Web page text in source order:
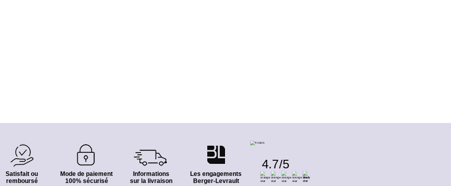
Satisfait ou
remboursé
Mode de paiement
100% sécurisé
Informations
sur la livraison
Les engagements
Berger-Levrault
4.7/5